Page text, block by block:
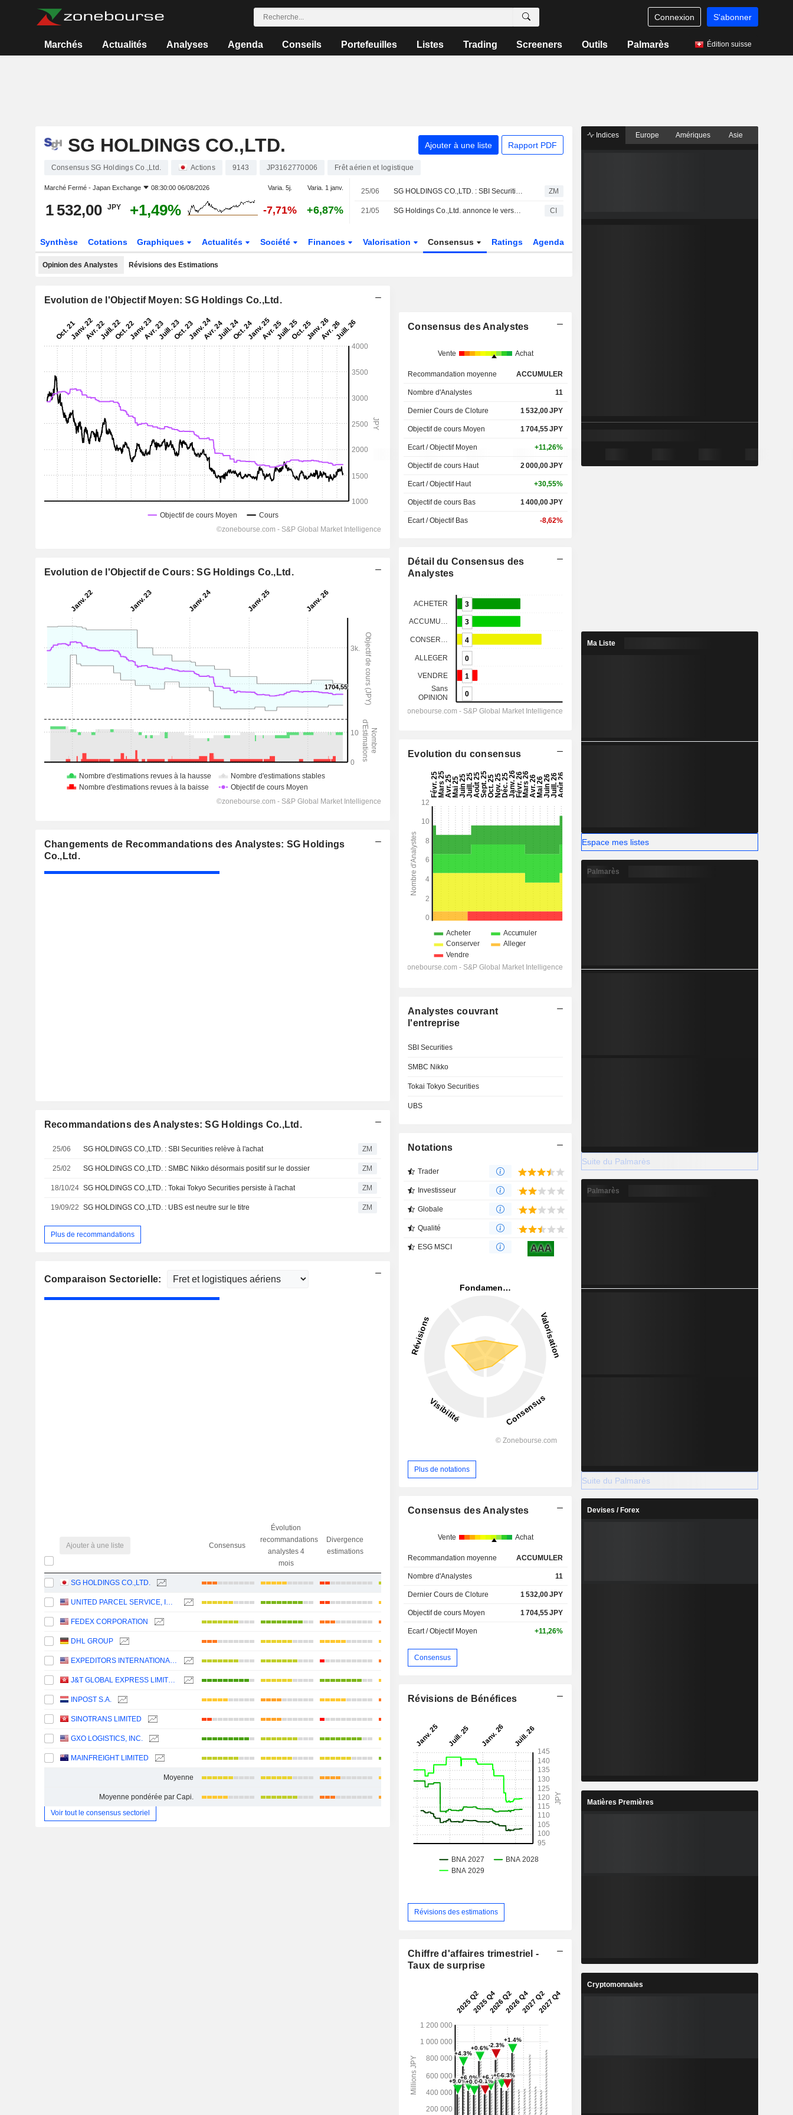
Connexion S'abonner
Marchés Actualités Analyses Agenda Conseils Portefeuilles Listes Trading Screeners Outils Palmarès Édition suisse
SG HOLDINGS CO.,LTD. Ajouter à une liste Rapport PDF
Consensus SG Holdings Co.,Ltd. Actions 9143 JP3162770006 Frêt aérien et logistique
Marché Fermé - Japan Exchange 08:30:00 06/08/2026 Varia. 5j. Varia. 1 janv.
1 532,00 JPY +1,49% -7,71% +6,87%
25/06 SG HOLDINGS CO.,LTD. : SBI Securities relève à l'achat ZM
21/05 SG Holdings Co.,Ltd. annonce le versement d'un dividende final pour l'exercice clos le 31 mars 2026, payable le 8 juin 2026 CI
Synthèse Cotations Graphiques Actualités Société Finances Valorisation Consensus Ratings Agenda
Opinion des Analystes Révisions des Estimations
Evolution de l'Objectif Moyen: SG Holdings Co.,Ltd.
Evolution de l'Objectif de Cours: SG Holdings Co.,Ltd.
Changements de Recommandations des Analystes: SG Holdings
Co.,Ltd.
Recommandations des Analystes: SG Holdings Co.,Ltd.
25/06 SG HOLDINGS CO.,LTD. : SBI Securities relève à l'achat ZM
25/02 SG HOLDINGS CO.,LTD. : SMBC Nikko désormais positif sur le dossier ZM
18/10/24 SG HOLDINGS CO.,LTD. : Tokai Tokyo Securities persiste à l'achat ZM
19/09/22 SG HOLDINGS CO.,LTD. : UBS est neutre sur le titre ZM
Plus de recommandations
Comparaison Sectorielle:
Ajouter à une liste Consensus
Évolution
recommandations
analystes 4
mois
Divergence
estimations
analystes
Ecart obj.
SG HOLDINGS CO.,LTD.
UNITED PARCEL SERVICE, INC.
FEDEX CORPORATION
DHL GROUP
EXPEDITORS INTERNATIONAL OF WASHINGTON INC. -2,55%
J&T GLOBAL EXPRESS LIMITED
INPOST S.A. +12,12%
SINOTRANS LIMITED
GXO LOGISTICS, INC. +47,86%
MAINFREIGHT LIMITED +8,09%
Moyenne +12,91%
Moyenne pondérée par Capi.
+6,98%
Voir tout le consensus sectoriel
Consensus des Analystes
Vente Achat
Recommandation moyenne ACCUMULER
Nombre d'Analystes 11
Dernier Cours de Cloture 1 532,00JPY
Objectif de cours Moyen 1 704,55JPY
Ecart / Objectif Moyen +11,26%
Objectif de cours Haut 2 000,00JPY
Ecart / Objectif Haut +30,55%
Objectif de cours Bas 1 400,00JPY
Ecart / Objectif Bas -8,62%
Détail du Consensus des
Analystes
Evolution du consensus
Analystes couvrant
l'entreprise
SBI Securities
SMBC Nikko
Tokai Tokyo Securities
UBS
Notations
Trader
Investisseur
Globale
Qualité
ESG MSCI AAA
Plus de notations
Consensus des Analystes
Vente Achat
Recommandation moyenne ACCUMULER
Nombre d'Analystes 11
Dernier Cours de Cloture 1 532,00JPY
Objectif de cours Moyen 1 704,55JPY
Ecart / Objectif Moyen +11,26%
Consensus
Révisions de Bénéfices
Révisions des estimations
Chiffre d'affaires trimestriel -
Taux de surprise
Indices Europe Amériques Asie
Ma Liste
Espace mes listes
Palmarès
Suite du Palmarès
Palmarès
Suite du Palmarès
Devises / Forex
Matières Premières
Cryptomonnaies